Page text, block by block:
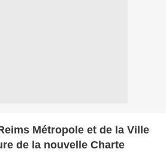
Métropole et de la Ville
de la nouvelle Charte